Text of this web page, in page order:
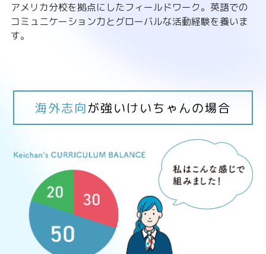
アメリカ分校を拠点にしたフィールドワーク。英語での
コミュニケーション力とグローバルな活動経験を養いま
す。
海外志向が強いけいちゃんの場合